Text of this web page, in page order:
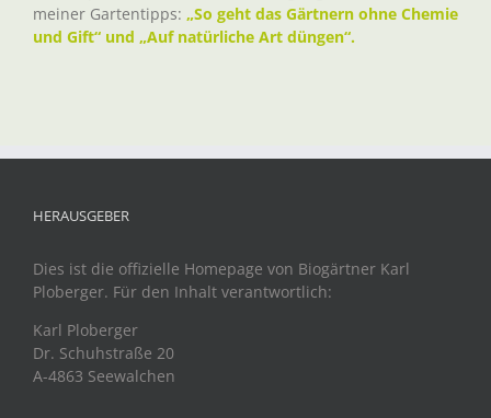
meiner Gartentipps: „So geht das Gärtnern ohne Chemie
und Gift“ und „Auf natürliche Art düngen“.
HERAUSGEBER
Dies ist die offizielle Homepage von Biogärtner Karl
Ploberger. Für den Inhalt verantwortlich:
Karl Ploberger
Dr. Schuhstraße 20
A-4863 Seewalchen